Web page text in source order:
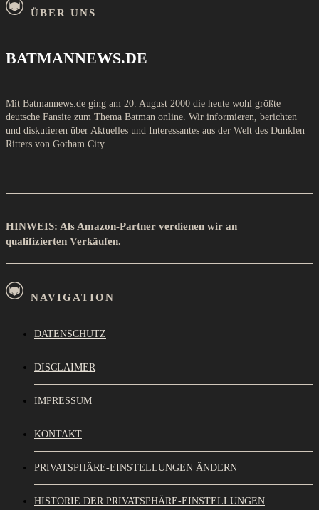
ÜBER UNS
BATMANNEWS.DE
Mit Batmannews.de ging am 20. August 2000 die heute wohl größte
deutsche Fansite zum Thema Batman online. Wir informieren, berichten
und diskutieren über Aktuelles und Interessantes aus der Welt des Dunklen
Ritters von Gotham City.
HINWEIS: Als Amazon-Partner verdienen wir an
qualifizierten Verkäufen.
NAVIGATION
DATENSCHUTZ
DISCLAIMER
IMPRESSUM
KONTAKT
PRIVATSPHÄRE-EINSTELLUNGEN ÄNDERN
HISTORIE DER PRIVATSPHÄRE-EINSTELLUNGEN